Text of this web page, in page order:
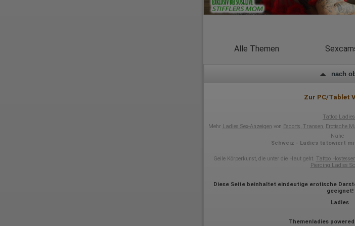
Besucherquelle (Facebook,
Webseite)
Wohin ging der Besucher? Klickte er
Wie lange blieb der Besucher?
Wir nutzen Hotjar als Webanalysedient.
über das Benutzerverhalten zu
von Umfragen und Feedbackfunktionen,
eingebunden sind, von Ihnen
Herausgeber:
Erhobene Daten:
Alle Themen
nach
Zur PC/Tablet
Tattoo
Mehr Ladies Sex-Anzeigen von Escorts, Transen, Erotische
Nähe
Schweiz - Ladies tätowiert
Geile Körperkunst, die unter die Haut geht. Tattoo
Piercing Ladies
Diese Seite beinhaltet eindeutige erotische
geeignet!
Ladies
Themenladies